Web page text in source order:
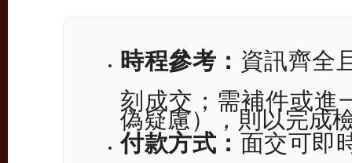
時程參考： 資訊齊全
刻成交；需補件或進
偽疑慮），則以完成
付款方式： 面交可即